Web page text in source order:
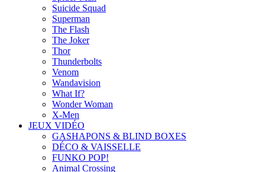
Suicide Squad
Superman
The Flash
The Joker
Thor
Thunderbolts
Venom
Wandavision
What If?
Wonder Woman
X-Men
JEUX VIDÉO
GASHAPONS & BLIND BOXES
DÉCO & VAISSELLE
FUNKO POP!
Animal Crossing